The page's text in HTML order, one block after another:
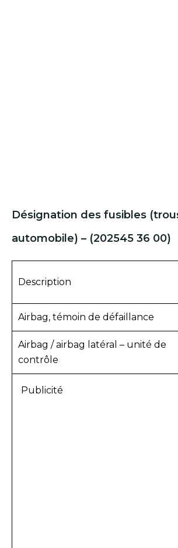
Désignation des fusibles
automobile) – (202545 36 00)
Description
Airbag, témoin de défaillance
Airbag / airbag latéral – unité de
contrôle
Publicité